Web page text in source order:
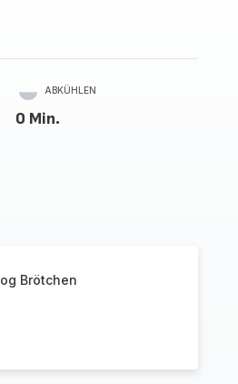
ABKÜHLEN
0 Min.
Brötchen